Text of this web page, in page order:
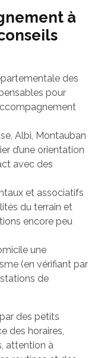
à
des
pour
Albi, Montauban
d’une orientation
avec des
et associatifs
du terrain et
encore peu
une
(en vérifiant par
de
des petits
des horaires,
attention à